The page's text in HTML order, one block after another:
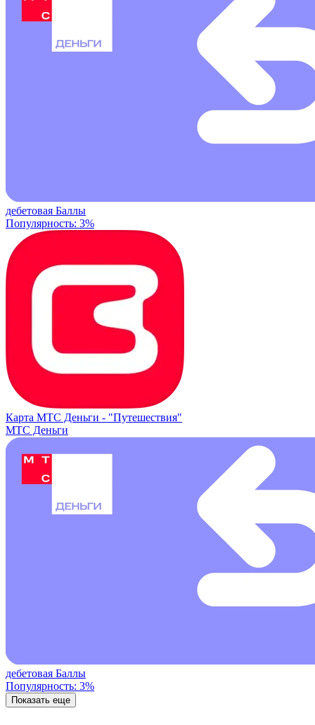
дебетовая Баллы
Популярность: 3%
Карта МТС Деньги - "Путешествия"
МТС Деньги
дебетовая Баллы
Популярность: 3%
Показать еще